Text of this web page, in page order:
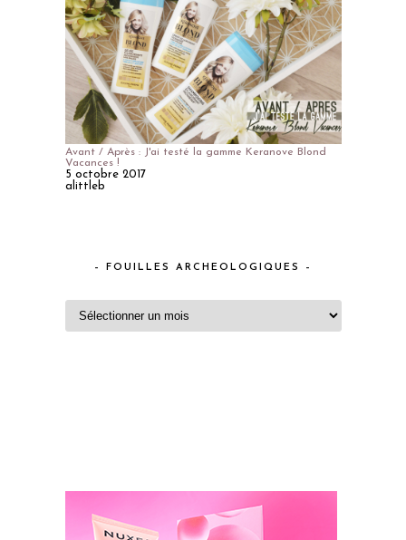
Avant / Après : J'ai testé la gamme Keranove Blond
Vacances !
5 octobre 2017
alittleb
– FOUILLES ARCHEOLOGIQUES –